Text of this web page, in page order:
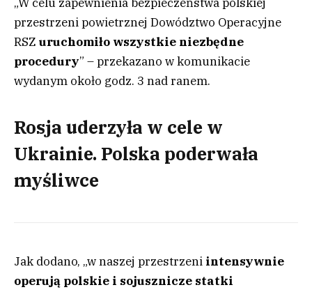
przestrzeni powietrznej Dowództwo Operacyjne
RSZ uruchomiło wszystkie niezbędne
procedury” – przekazano w komunikacie
wydanym około godz. 3 nad ranem.
Rosja uderzyła w cele w
Ukrainie. Polska poderwała
myśliwce
Jak dodano, „w naszej przestrzeni intensywnie
operują polskie i sojusznicze statki